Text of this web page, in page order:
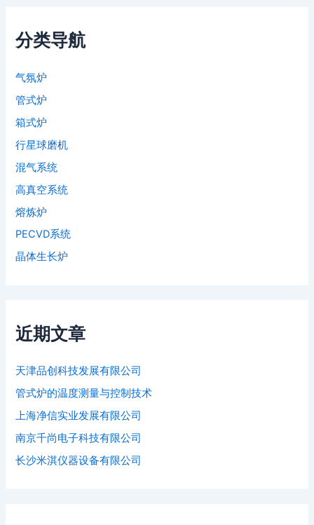
分类导航
气氛炉
管式炉
箱式炉
行星球磨机
混气系统
高真空系统
熔炼炉
PECVD系统
晶体生长炉
近期文章
天津品创科技发展有限公司
管式炉的温度测量与控制技术
上海净信实业发展有限公司
南京千尚电子科技有限公司
长沙米淇仪器设备有限公司